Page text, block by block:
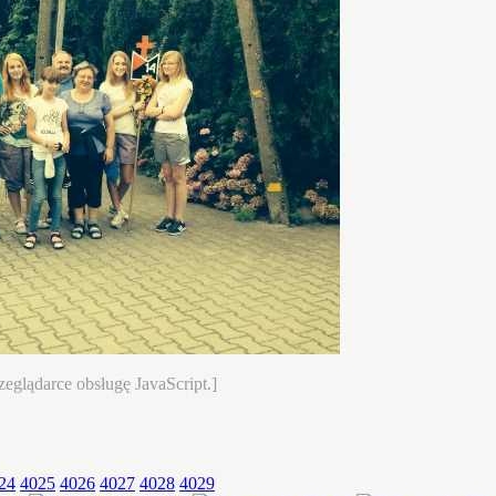
obsługę JavaScript.]
4025 4026 4027 4028 4029